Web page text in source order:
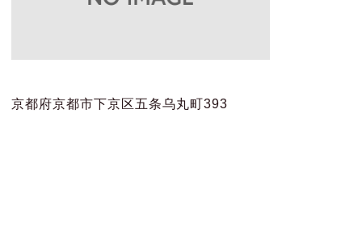
京都府京都市下京区五条乌丸町393